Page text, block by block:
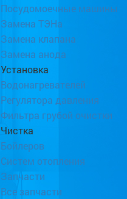
Посудомоечные машины
Замена ТЭНа
Замена клапана
Замена анода
Установка
Водонагревателей
Регулятора давления
Фильтра грубой очистки
Чистка
Бойлеров
Систем отопления
Запчасти
Все запчасти